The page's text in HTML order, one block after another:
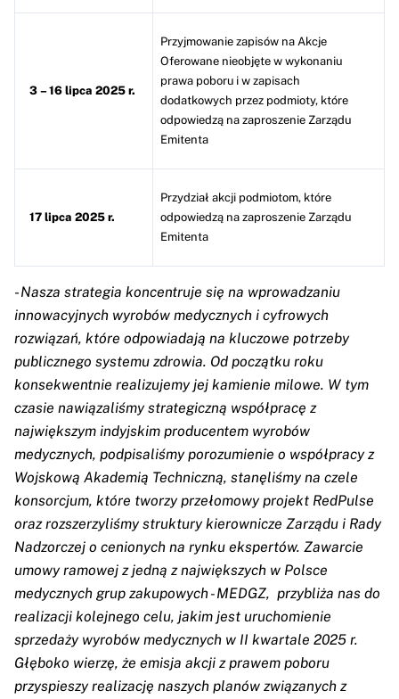
3 – 16 lipca 2025 r.
Przyjmowanie zapisów na Akcje
Oferowane nieobjęte w wykonaniu
prawa poboru i w zapisach
dodatkowych przez podmioty, które
odpowiedzą na zaproszenie Zarządu
Emitenta
17 lipca 2025 r.
Przydział akcji podmiotom, które
odpowiedzą na zaproszenie Zarządu
Emitenta
-Nasza strategia koncentruje się na wprowadzaniu
innowacyjnych wyrobów medycznych i cyfrowych
rozwiązań, które odpowiadają na kluczowe potrzeby
publicznego systemu zdrowia. Od początku roku
konsekwentnie realizujemy jej kamienie milowe. W tym
czasie nawiązaliśmy strategiczną współpracę z
największym indyjskim producentem wyrobów
medycznych, podpisaliśmy porozumienie o współpracy z
Wojskową Akademią Techniczną, stanęliśmy na czele
konsorcjum, które tworzy przełomowy projekt RedPulse
oraz rozszerzyliśmy struktury kierownicze Zarządu i Rady
Nadzorczej o cenionych na rynku ekspertów. Zawarcie
umowy ramowej z jedną z największych w Polsce
medycznych grup zakupowych - MEDGZ, przybliża nas do
realizacji kolejnego celu, jakim jest uruchomienie
sprzedaży wyrobów medycznych w II kwartale 2025 r.
Głęboko wierzę, że emisja akcji z prawem poboru
przyspieszy realizację naszych planów związanych z